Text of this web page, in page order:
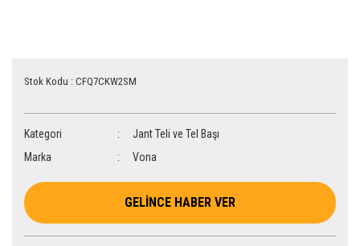
Stok Kodu : CFQ7CKW2SM
Kategori
Jant Teli ve Tel Başı
Marka
Vona
GELİNCE HABER VER